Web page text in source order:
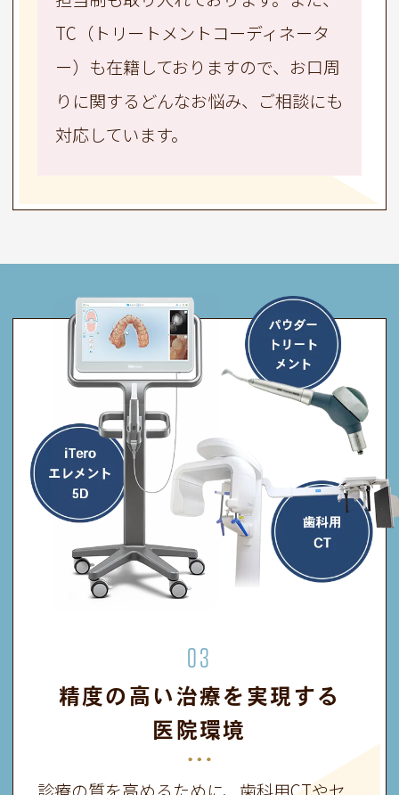
TC（トリートメントコーディネータ
ー）も在籍しておりますので、お口周
りに関するどんなお悩み、ご相談にも
対応しています。
03
精度の高い治療を実現する
医院環境